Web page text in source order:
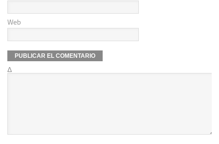
Web
Δ